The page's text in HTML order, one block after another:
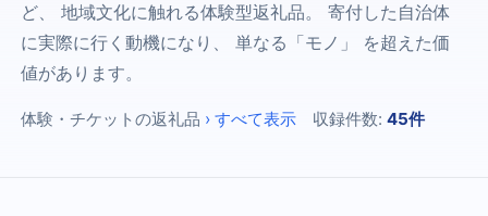
ど、 地域文化に触れる体験型返礼品。 寄付した自治体
に実際に行く動機になり、 単なる「モノ」 を超えた価
値があります。
体験・チケットの返礼品 › すべて表示 収録件数:45件